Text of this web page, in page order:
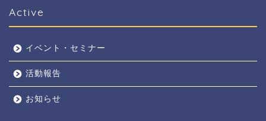
Active
イベント・セミナー
活動報告
お知らせ